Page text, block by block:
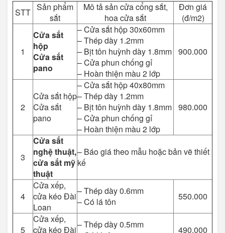
STT Sản phẩm
sắt
Mô tả sản cửa cổng sắt,
hoa cửa sắt
Đơn giá
(đ/m2)
1
Cửa sắt
hộp
Cửa sắt
pano
– Cửa sắt hộp 30x60mm
– Thép dày 1.2mm
– Bịt tôn huỳnh dày 1.8mm
– Cửa phun chống gỉ
– Hoàn thiện màu 2 lớp
900.000
2
Cửa sắt hộp
Cửa sắt
pano
– Cửa sắt hộp 40x80mm
– Thép dày 1.2mm
– Bịt tôn huỳnh dày 1.8mm
– Cửa phun chống gỉ
– Hoàn thiện màu 2 lớp
980.000
3
Cửa sắt
nghệ thuật,
cửa sắt mỹ
thuật
– Báo giá theo mẫu hoặc bản vẽ thiết
kế
4
Cửa xếp,
cửa kéo Đài
Loan
– Thép dày 0.6mm
– Có lá tôn
550.000
5
Cửa xếp,
cửa kéo Đài– Thép dày 0.5mm
490.000